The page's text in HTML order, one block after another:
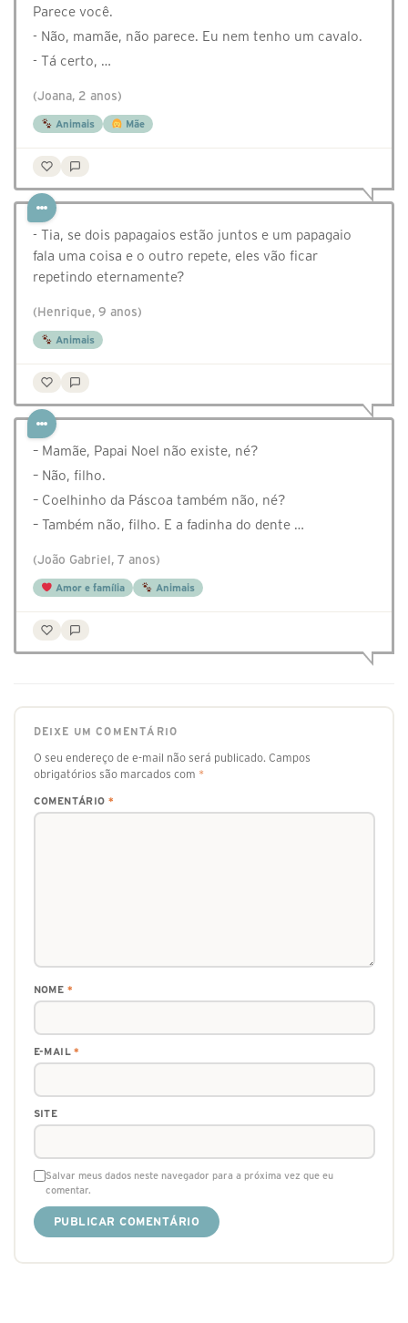
Parece você.
- Não, mamãe, não parece. Eu nem tenho um cavalo.
- Tá certo, …
(Joana, 2 anos)
Animais Mãe
- Tia, se dois papagaios estão juntos e um papagaio
fala uma coisa e o outro repete, eles vão ficar
repetindo eternamente?
(Henrique, 9 anos)
Animais
– Mamãe, Papai Noel não existe, né?
– Não, filho.
– Coelhinho da Páscoa também não, né?
– Também não, filho. E a fadinha do dente …
(João Gabriel, 7 anos)
Amor e família Animais
DEIXE UM COMENTÁRIO
O seu endereço de e-mail não será publicado. Campos
obrigatórios são marcados com *
COMENTÁRIO *
NOME *
E-MAIL*
SITE
Salvar meus dados neste navegador para a próxima vez que eu
comentar.